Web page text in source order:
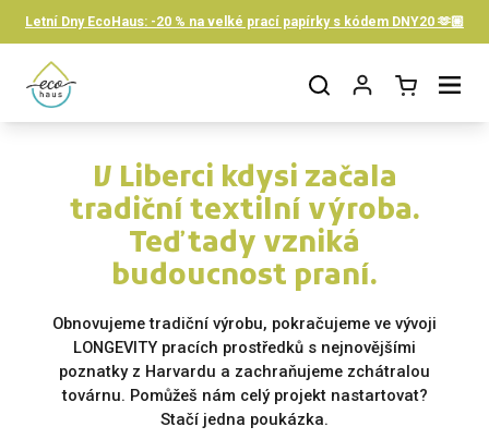
Letní Dny EcoHaus: -20 % na velké prací papírky s kódem DNY20 🫶🏼
Otevřít košíkOtevřít nabídku
V Liberci kdysi začala
tradiční textilní výroba.
Teď tady vzniká
budoucnost praní.
Obnovujeme tradiční výrobu, pokračujeme ve vývoji
LONGEVITY pracích prostředků s nejnovějšími
poznatky z Harvardu a zachraňujeme zchátralou
továrnu. Pomůžeš nám celý projekt nastartovat?
Stačí jedna poukázka.